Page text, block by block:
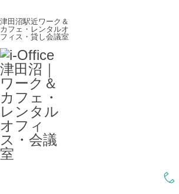
津田沼駅近ワーク＆
カフェ・レンタルオ
フィス・貸し会議室